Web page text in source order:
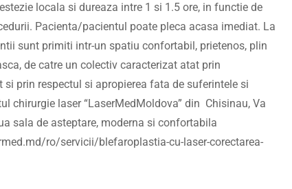
locala si dureaza intre 1 si 1.5 ore, in functie de
Pacienta/pacientul poate pleca acasa imediat. La
sunt primiti intr-un spatiu confortabil, prietenos, plin
de catre un colectiv caracterizat atat prin
si prin respectul si apropierea fata de suferintele si
chirurgie laser “LaserMedMoldova” din Chisinau, Va
sala de asteptare, moderna si confortabila
ro/servicii/blefaroplastia-cu-laser-corectarea-